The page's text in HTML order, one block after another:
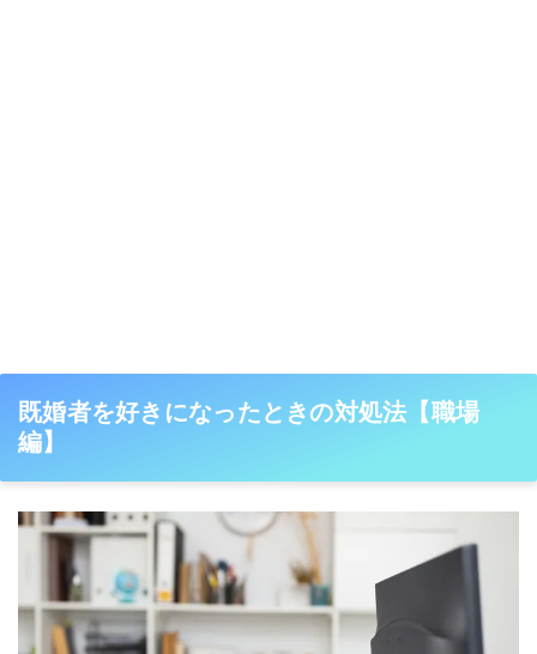
既婚者を好きになったときの対処法【職場
編】